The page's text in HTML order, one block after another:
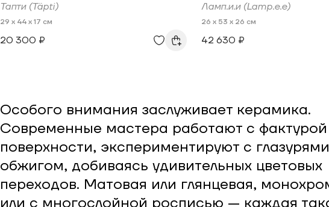
Тапти (Täpti)
29 x 44 x 17 см
20 300 ₽
Ламп.и.и (Lamp.e.e)
26 x 53 x 26 см
42 630 ₽
Особого внимания заслуживает керамика.
Современные мастера работают с фактурой
поверхности, экспериментируют с
обжигом, добиваясь удивительных цветовых
переходов. Матовая или глянцевая,
или с многослойной росписью — каждая